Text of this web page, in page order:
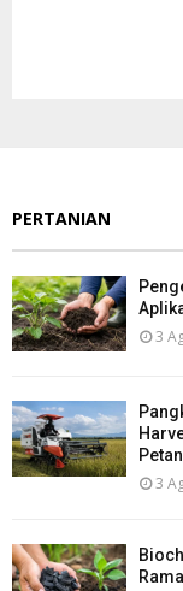
PERTANIAN
3
3